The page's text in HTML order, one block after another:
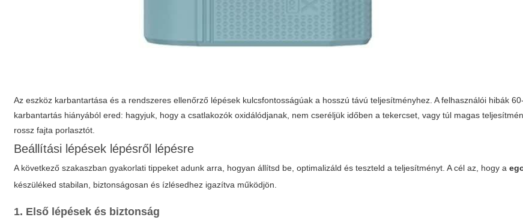
Az eszköz karbantartása és a rendszeres ellenőrző lépések kulcsfontosságúak a hosszú távú teljesítményhez. A felhasználói hibák
karbantartás hiányából ered: hagyjuk, hogy a csatlakozók oxidálódjanak, nem cseréljük időben a tekercset, vagy túl magas
rossz fajta porlasztót.
Beállítási lépések lépésről lépésre
A következő szakaszban gyakorlati tippeket adunk arra, hogyan állítsd be, optimalizáld és teszteld a teljesítményt. A cél az, hogy a
készüléked stabilan, biztonságosan és ízlésedhez igazítva működjön.
1. Első lépések és biztonság